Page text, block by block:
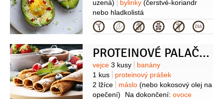
uzená)
bylinky (čerstvé-koriandr
nebo hladkolistá
petrželka)
rajčata cibule červená
Kategorie
PROTEINOVÉ PALAČINKY
Suroviny
vejce 3 kusy
banány
1 kus
proteinový prášek
2 lžíce
máslo (nebo kokosový olej na
opečení)
Na dokončení: ovoce